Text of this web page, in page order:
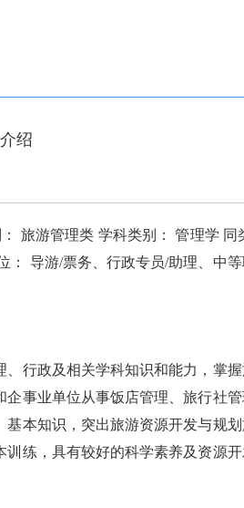
绍
旅游管理类 学科类别： 管理学 同
： 导游/票务、行政专员/助理、中
行政及相关学科知识和能力，掌
事业单位从事饭店管理、旅行社
本知识，突出旅游资源开发与规
练，具有较好的科学素养及资源